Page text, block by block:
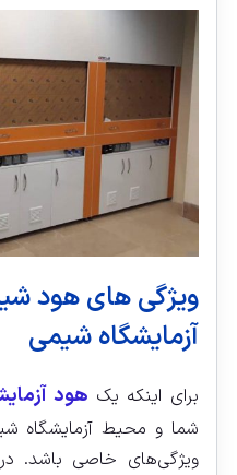
ویژگی های هود
آزمایشگاه شیمی
برای اینکه یک هود
شما و محیط آزمایشگاه
ویژگی‌های خاصی باشد.